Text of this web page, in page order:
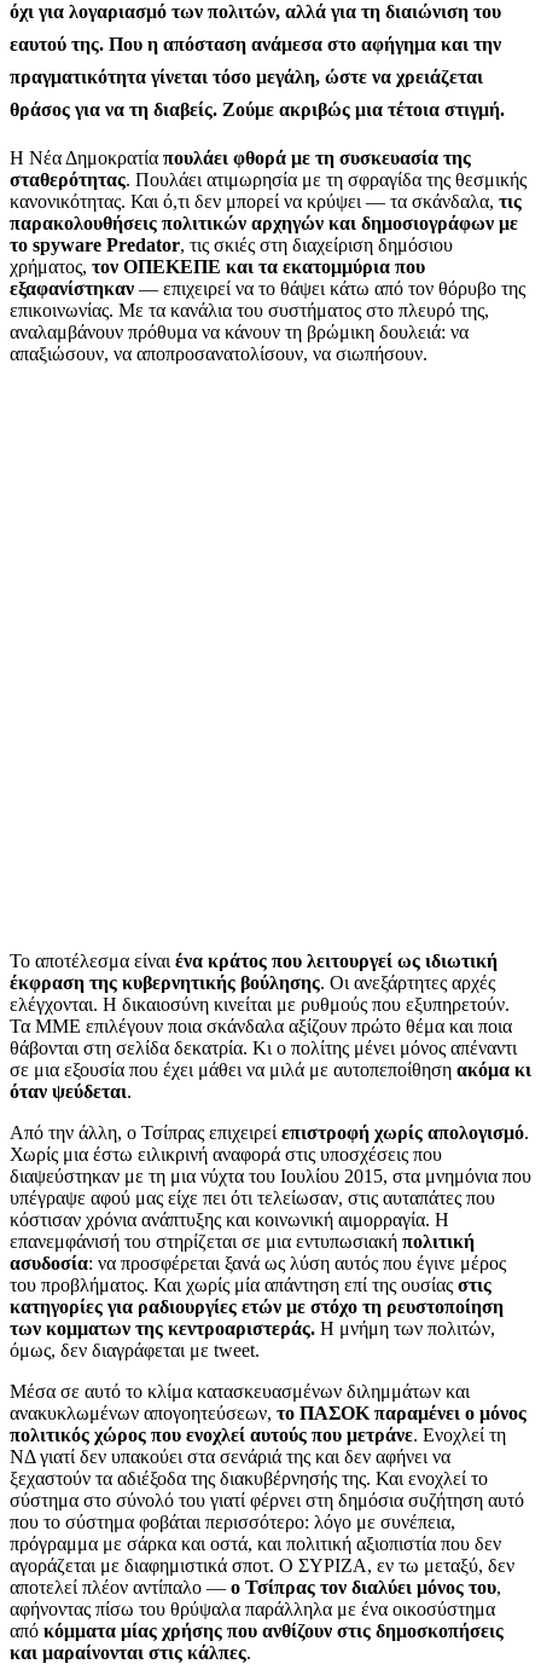
όχι για λογαριασμό των πολιτών, αλλά για τη διαιώνιση του
εαυτού της. Που η απόσταση ανάμεσα στο αφήγημα και την
πραγματικότητα γίνεται τόσο μεγάλη, ώστε να χρειάζεται
θράσος για να τη διαβείς. Ζούμε ακριβώς μια τέτοια στιγμή.
Η Νέα Δημοκρατία πουλάει φθορά με τη συσκευασία της
σταθερότητας. Πουλάει ατιμωρησία με τη σφραγίδα της θεσμικής
κανονικότητας. Και ό,τι δεν μπορεί να κρύψει — τα σκάνδαλα, τις
παρακολουθήσεις πολιτικών αρχηγών και δημοσιογράφων με
το spyware Predator, τις σκιές στη διαχείριση δημόσιου
χρήματος, τον ΟΠΕΚΕΠΕ και τα εκατομμύρια που
εξαφανίστηκαν — επιχειρεί να το θάψει κάτω από τον θόρυβο της
επικοινωνίας. Με τα κανάλια του συστήματος στο πλευρό της,
αναλαμβάνουν πρόθυμα να κάνουν τη βρώμικη δουλειά: να
απαξιώσουν, να αποπροσανατολίσουν, να σιωπήσουν.
Το αποτέλεσμα είναι ένα κράτος που λειτουργεί ως ιδιωτική
έκφραση της κυβερνητικής βούλησης. Οι ανεξάρτητες αρχές
ελέγχονται. Η δικαιοσύνη κινείται με ρυθμούς που εξυπηρετούν.
Τα ΜΜΕ επιλέγουν ποια σκάνδαλα αξίζουν πρώτο θέμα και ποια
θάβονται στη σελίδα δεκατρία. Κι ο πολίτης μένει μόνος απέναντι
σε μια εξουσία που έχει μάθει να μιλά με αυτοπεποίθηση ακόμα κι
όταν ψεύδεται.
Από την άλλη, ο Τσίπρας επιχειρεί επιστροφή χωρίς απολογισμό.
Χωρίς μια έστω ειλικρινή αναφορά στις υποσχέσεις που
διαψεύστηκαν με τη μια νύχτα του Ιουλίου 2015, στα μνημόνια που
υπέγραψε αφού μας είχε πει ότι τελείωσαν, στις αυταπάτες που
κόστισαν χρόνια ανάπτυξης και κοινωνική αιμορραγία. Η
επανεμφάνισή του στηρίζεται σε μια εντυπωσιακή πολιτική
ασυδοσία: να προσφέρεται ξανά ως λύση αυτός που έγινε μέρος
του προβλήματος. Και χωρίς μία απάντηση επί της ουσίας στις
κατηγορίες για ραδιουργίες ετών με στόχο τη ρευστοποίηση
των κομματων της κεντροαριστεράς. Η μνήμη των πολιτών,
όμως, δεν διαγράφεται με tweet.
Μέσα σε αυτό το κλίμα κατασκευασμένων διλημμάτων και
ανακυκλωμένων απογοητεύσεων, το ΠΑΣΟΚ παραμένει ο μόνος
πολιτικός χώρος που ενοχλεί αυτούς που μετράνε. Ενοχλεί τη
ΝΔ γιατί δεν υπακούει στα σενάριά της και δεν αφήνει να
ξεχαστούν τα αδιέξοδα της διακυβέρνησής της. Και ενοχλεί το
σύστημα στο σύνολό του γιατί φέρνει στη δημόσια συζήτηση αυτό
που το σύστημα φοβάται περισσότερο: λόγο με συνέπεια,
πρόγραμμα με σάρκα και οστά, και πολιτική αξιοπιστία που δεν
αγοράζεται με διαφημιστικά σποτ. Ο ΣΥΡΙΖΑ, εν τω μεταξύ, δεν
αποτελεί πλέον αντίπαλο — ο Τσίπρας τον διαλύει μόνος του,
αφήνοντας πίσω του θρύψαλα παράλληλα με ένα οικοσύστημα
από κόμματα μίας χρήσης που ανθίζουν στις δημοσκοπήσεις
και μαραίνονται στις κάλπες.